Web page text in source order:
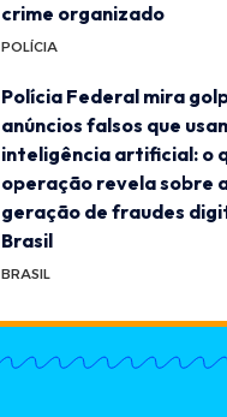
crime organizado
POLÍCIA
Polícia Federal mira
anúncios falsos que
inteligência artificial: o
operação revela sobre
geração de fraudes
Brasil
BRASIL